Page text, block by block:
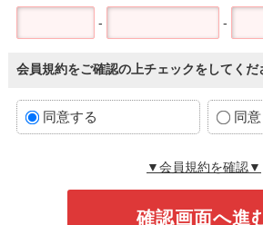
- -
会員規約をご確認の上チェックをしてくだ
同意する 同
▼会員規約を確認▼